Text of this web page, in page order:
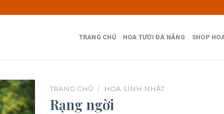
TRANG CHỦ HOA TƯƠI ĐÀ NẴNG SHOP
TRANG CHỦ / HOA SINH NHẬT
Rạng ngời